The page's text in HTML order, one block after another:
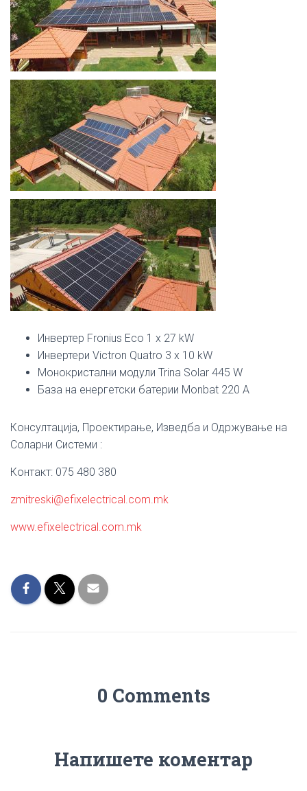
Инвертер Fronius Eco 1 x 27 kW
Инвертери Victron Quatro 3 x 10 kW
Монокристални модули Trina Solar 445 W
База на енергетски батерии Monbat 220 A
Консултација, Проектирање, Изведба и Одржување на
Соларни Системи :
Контакт: 075 480 380
zmitreski@efixelectrical.com.mk
www.efixelectrical.com.mk
0 Comments
Напишете коментар